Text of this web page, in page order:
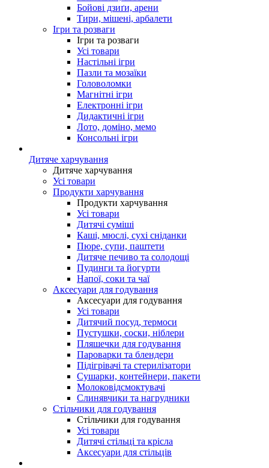
Бойові дзиґи, арени
Тири, мішені, арбалети
Ігри та розваги
Ігри та розваги
Усі товари
Настільні ігри
Пазли та мозаїки
Головоломки
Магнітні ігри
Електронні ігри
Дидактичні ігри
Лото, доміно, мемо
Консольні ігри
Дитяче харчування
Дитяче харчування
Усі товари
Продукти харчування
Продукти харчування
Усі товари
Дитячі суміші
Каші, мюслі, сухі сніданки
Пюре, супи, паштети
Дитяче печиво та солодощі
Пудинги та йогурти
Напої, соки та чаї
Аксесуари для годування
Аксесуари для годування
Усі товари
Дитячий посуд, термоси
Пустушки, соски, ніблери
Пляшечки для годування
Пароварки та блендери
Підігрівачі та стерилізатори
Сушарки, контейнери, пакети
Молоковідсмоктувачі
Слинявчики та нагрудники
Стільчики для годування
Стільчики для годування
Усі товари
Дитячі стільці та крісла
Аксесуари для стільців